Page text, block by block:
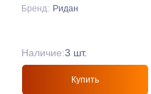
Бренд: Ридан
Наличие:3 шт.
Купить